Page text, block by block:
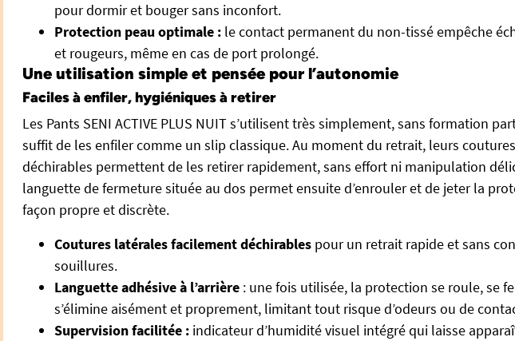
pour dormir et bouger sans inconfort.
Protection peau optimale : le contact permanent du non-tissé empêche
et rougeurs, même en cas de port prolongé.
Une utilisation simple et pensée pour l’autonomie
Faciles à enfiler, hygiéniques à retirer
Les Pants SENI ACTIVE PLUS NUIT s’utilisent très simplement, sans formation
suffit de les enfiler comme un slip classique. Au moment du retrait, leurs
déchirables permettent de les retirer rapidement, sans effort ni manipulation
languette de fermeture située au dos permet ensuite d’enrouler et de jeter la
façon propre et discrète.
Coutures latérales facilement déchirables pour un retrait rapide et sans
souillures.
Languette adhésive à l’arrière : une fois utilisée, la protection se roule, se
s’élimine aisément et proprement, limitant tout risque d’odeurs ou de
Supervision facilitée : indicateur d’humidité visuel intégré qui laisse